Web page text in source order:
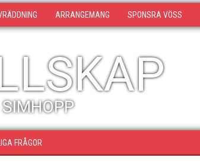
ARRANGEMANG SPONSRA VÖSS
FRÅGOR